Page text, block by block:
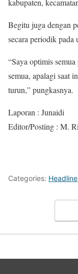
kabupaten,
Begitu juga dengan
secara periodik pada
“Saya optimis
semua, apalagi saat
turun,” pungkasnya.
Laporan : Junaidi
Editor/Posting : M.
Categories: Headline